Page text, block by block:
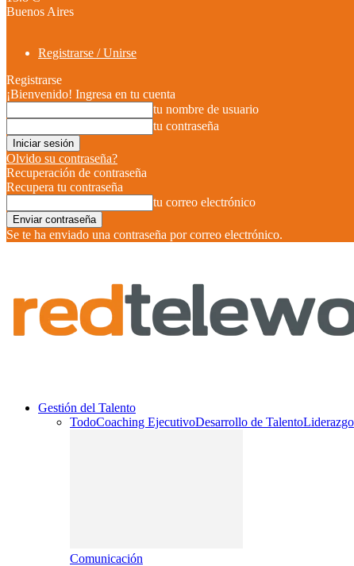
Buenos Aires
Registrarse / Unirse
Registrarse
¡Bienvenido! Ingresa en tu cuenta
tu nombre de usuario
tu contraseña
Olvido su contraseña?
Recuperación de contraseña
Recupera tu contraseña
tu correo electrónico
Se te ha enviado una contraseña por correo electrónico.
Gestión del Talento
TodoCoaching EjecutivoDesarrollo de TalentoLiderazgo
Comunicación